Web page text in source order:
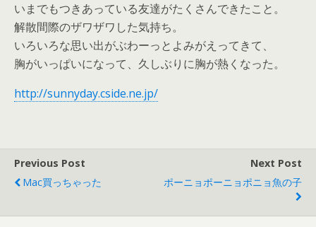
いまでもつきあっている友達がたくさんできたこと。
解散間際のザワザワした気持ち。
いろいろな思い出がぶわーっとよみがえってきて、
胸がいっぱいになって、久しぶりに胸が熱くなった。
http://sunnyday.cside.ne.jp/
Previous Post
Mac買っちゃった
Next Post
ポーニョポーニョポニョ魚の子